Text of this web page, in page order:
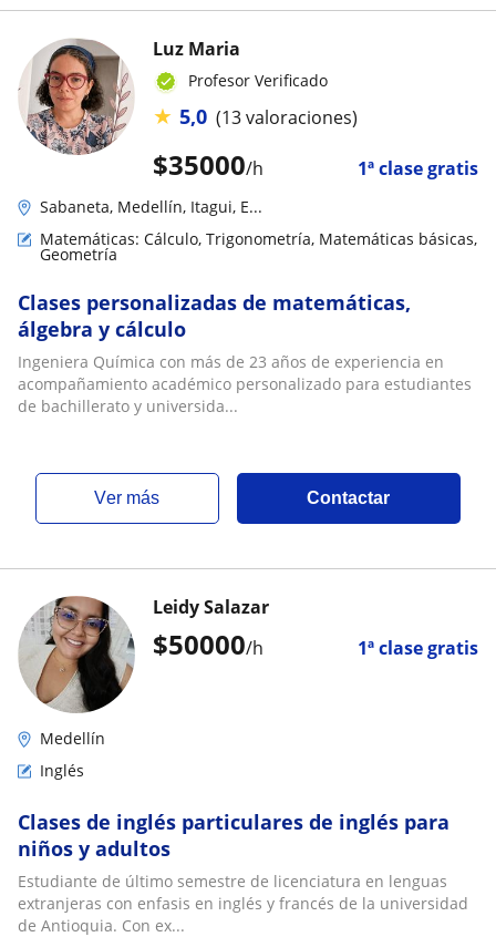
$35000/h 1ª clase gratis
Luz Maria
Profesor Verificado
★ 5,0 (13 valoraciones)
Sabaneta, Medellín, Itagui, E...
Matemáticas: Cálculo, Trigonometría, Matemáticas básicas,
Geometría
Clases personalizadas de matemáticas,
álgebra y cálculo
Ingeniera Química con más de 23 años de experiencia en
acompañamiento académico personalizado para estudiantes
de bachillerato y universida...
ver más Contactar
$50000/h 1ª clase gratis
Leidy Salazar
Medellín
Inglés
Clases de inglés particulares de inglés para
niños y adultos
Estudiante de último semestre de licenciatura en lenguas
extranjeras con enfasis en inglés y francés de la universidad
de Antioquia. Con ex...